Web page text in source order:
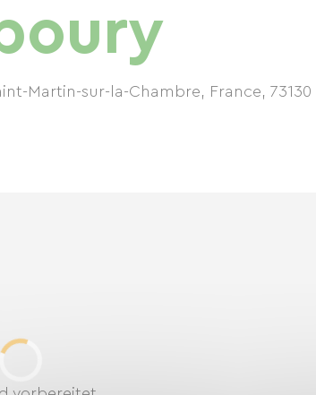
Martin-sur-la-Chambre, France, 73130